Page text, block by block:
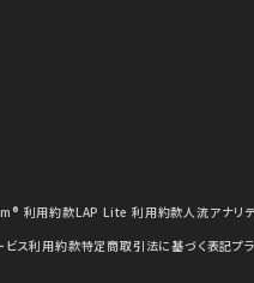
利用約款LAP Lite 利用約款人流アナリ
ビス利用約款特定商取引法に基づく表記プ